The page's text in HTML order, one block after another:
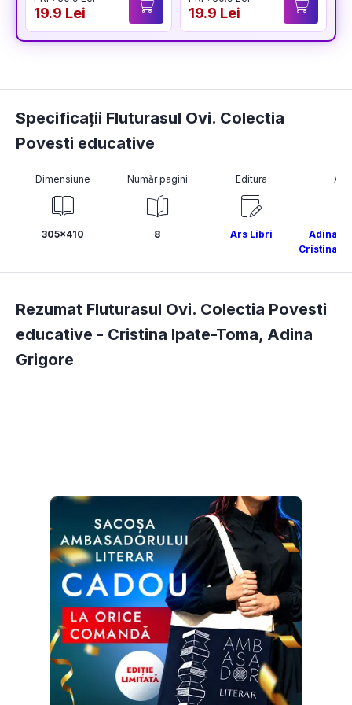
19.9 Lei 19.9 Lei
Specificații Fluturasul Ovi. Colectia
Povesti educative
Dimensiune
305x410
Număr pagini
8
Editura
Ars Libri
Adina
Cristina
Rezumat Fluturasul Ovi. Colectia Povesti
educative - Cristina Ipate-Toma, Adina
Grigore